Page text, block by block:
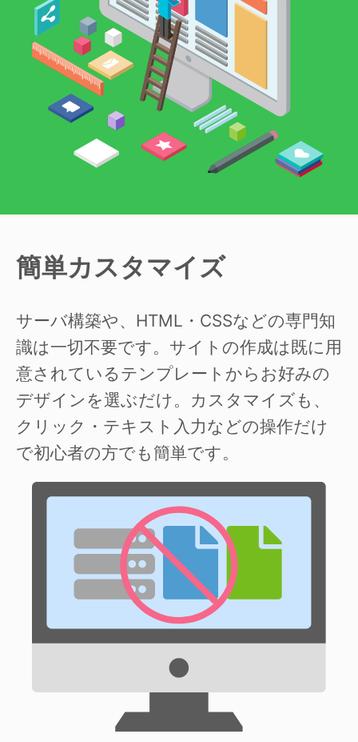
簡単カスタマイズ
サーバ構築や、HTML・CSSなどの専門知
識は一切不要です。サイトの作成は既に用
意されているテンプレートからお好みの
デザインを選ぶだけ。カスタマイズも、
クリック・テキスト入力などの操作だけ
で初心者の方でも簡単です。